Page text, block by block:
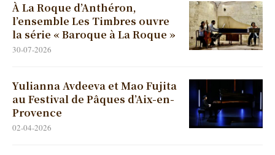
À La Roque d’Anthéron,
l’ensemble Les Timbres ouvre
la série « Baroque à La Roque »
30-07-2026
Yulianna Avdeeva et Mao Fujita
au Festival de Pâques d’Aix-en-
Provence
02-04-2026